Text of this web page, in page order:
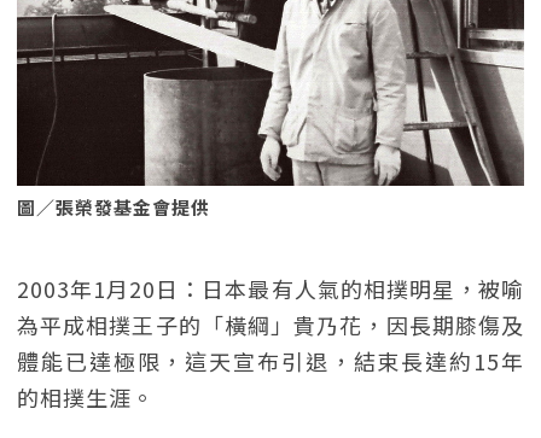
圖／張榮發基金會提供
2003年1月20日：日本最有人氣的相撲明星，被喻
為平成相撲王子的「橫綱」貴乃花，因長期膝傷及
體能已達極限，這天宣布引退，結束長達約15年
的相撲生涯。